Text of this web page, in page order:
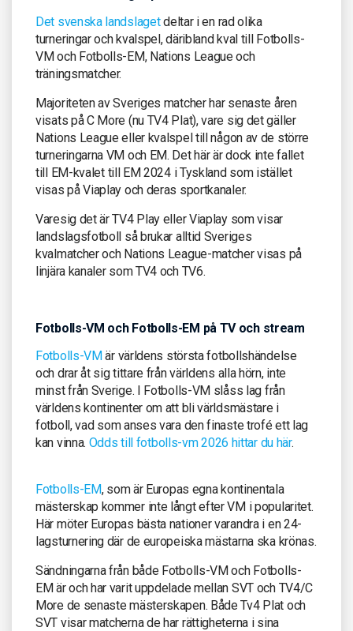
Det svenska landslagetdeltar i en rad olika
turneringar och kvalspel, däribland kval till Fotbolls-
VM och Fotbolls-EM, Nations League och
träningsmatcher.
Majoriteten av Sveriges matcher har senaste åren
visats på C More (nu TV4 Plat), vare sig det gäller
Nations League eller kvalspel till någon av de större
turneringarna VM och EM. Det här är dock inte fallet
till EM-kvalet till EM 2024 i Tyskland som istället
visas på Viaplay och deras sportkanaler.
Varesig det är TV4 Play eller Viaplay som visar
landslagsfotboll så brukar alltid Sveriges
kvalmatcher och Nations League-matcher visas på
linjära kanaler som TV4 och TV6.
Fotbolls-VM och Fotbolls-EM på TV och stream
Fotbolls-VMär världens största fotbollshändelse
och drar åt sig tittare från världens alla hörn, inte
minst från Sverige. I Fotbolls-VM slåss lag från
världens kontinenter om att bli världsmästare i
fotboll, vad som anses vara den finaste trofé ett lag
kan vinna. Odds till fotbolls-vm 2026 hittar du här.
Fotbolls-EM, som är Europas egna kontinentala
mästerskap kommer inte långt efter VM i popularitet.
Här möter Europas bästa nationer varandra i en 24-
lagsturnering där de europeiska mästarna ska krönas.
Sändningarna från både Fotbolls-VM och Fotbolls-
EM är och har varit uppdelade mellan SVT och TV4/C
More de senaste mästerskapen. Både Tv4 Plat och
SVT visar matcherna de har rättigheterna i sina